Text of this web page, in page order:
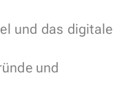
und das digitale
und